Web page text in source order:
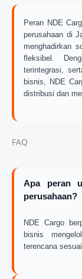
Peran NDE
perusahaan di
menghadirkan
fleksibel.
terintegrasi,
bisnis, NDE
distribusi dan
FAQ
Apa peran
perusahaan?
NDE Cargo
bisnis
terencana